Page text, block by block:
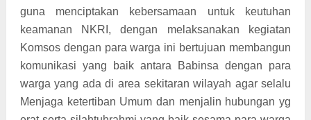
guna menciptakan kebersamaan untuk keutuhan
keamanan NKRI, dengan melaksanakan kegiatan
Komsos dengan para warga ini bertujuan membangun
komunikasi yang baik antara Babinsa dengan para
warga yang ada di area sekitaran wilayah agar selalu
Menjaga ketertiban Umum dan menjalin hubungan yg